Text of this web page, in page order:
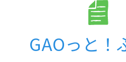
GAOっと！